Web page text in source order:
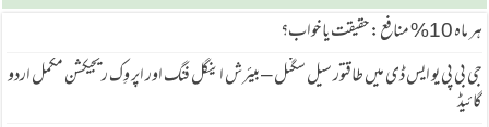
ہر ماہ 10% منافع: حقیقت یا خواب؟
جی بی پی یو ایس ڈی میں طاقتور سیل سگنل – بیئرش اینگل فنگ اور اپر وِک ریجیکشن مکمل اردو
گائیڈ